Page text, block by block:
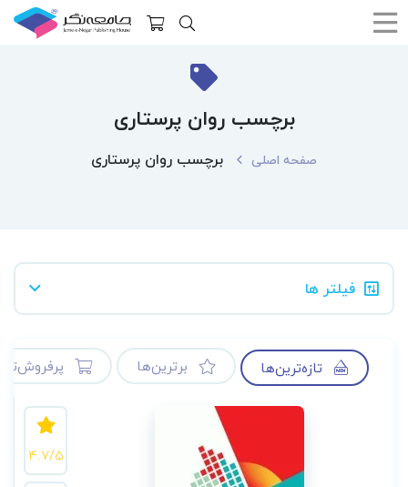
برچسب روان پرستاری
صفحه اصلی برچسب روان پرستاری
فیلتر ها
تازه‌ترین‌ها برترین‌ها
4.7/5